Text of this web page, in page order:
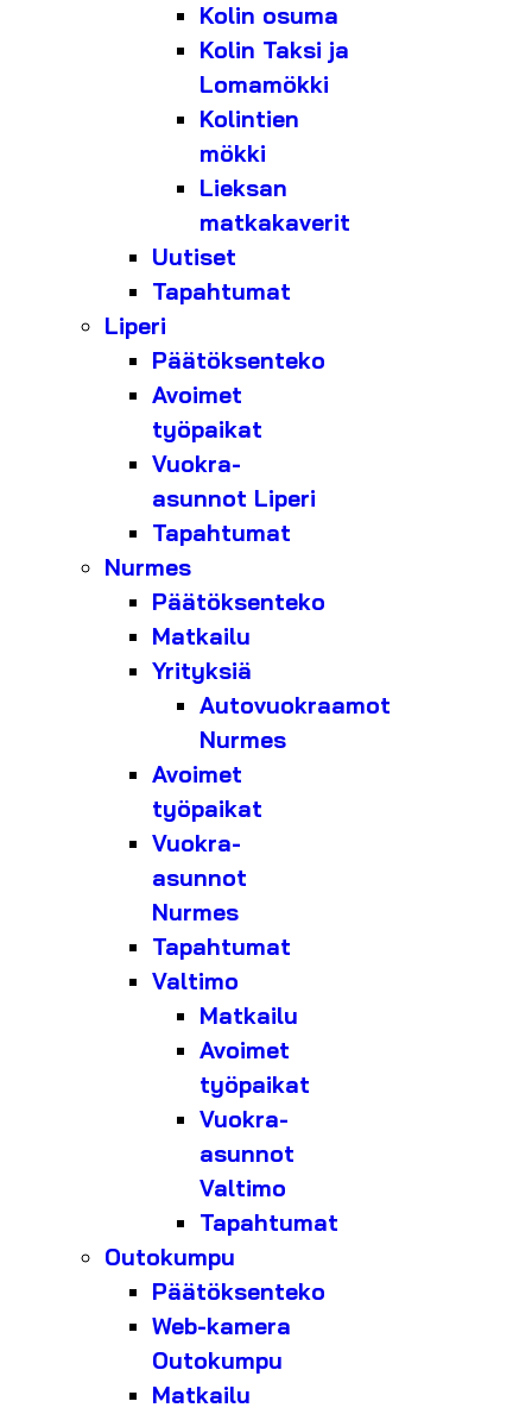
Kolin osuma
Kolin Taksi ja
Lomamökki
Kolintien
mökki
Lieksan
matkakaverit
Uutiset
Tapahtumat
Liperi
Päätöksenteko
Avoimet
työpaikat
Vuokra-
asunnot Liperi
Tapahtumat
Nurmes
Päätöksenteko
Matkailu
Yrityksiä
Autovuokraamot
Nurmes
Avoimet
työpaikat
Vuokra-
asunnot
Nurmes
Tapahtumat
Valtimo
Matkailu
Avoimet
työpaikat
Vuokra-
asunnot
Valtimo
Tapahtumat
Outokumpu
Päätöksenteko
Web-kamera
Outokumpu
Matkailu